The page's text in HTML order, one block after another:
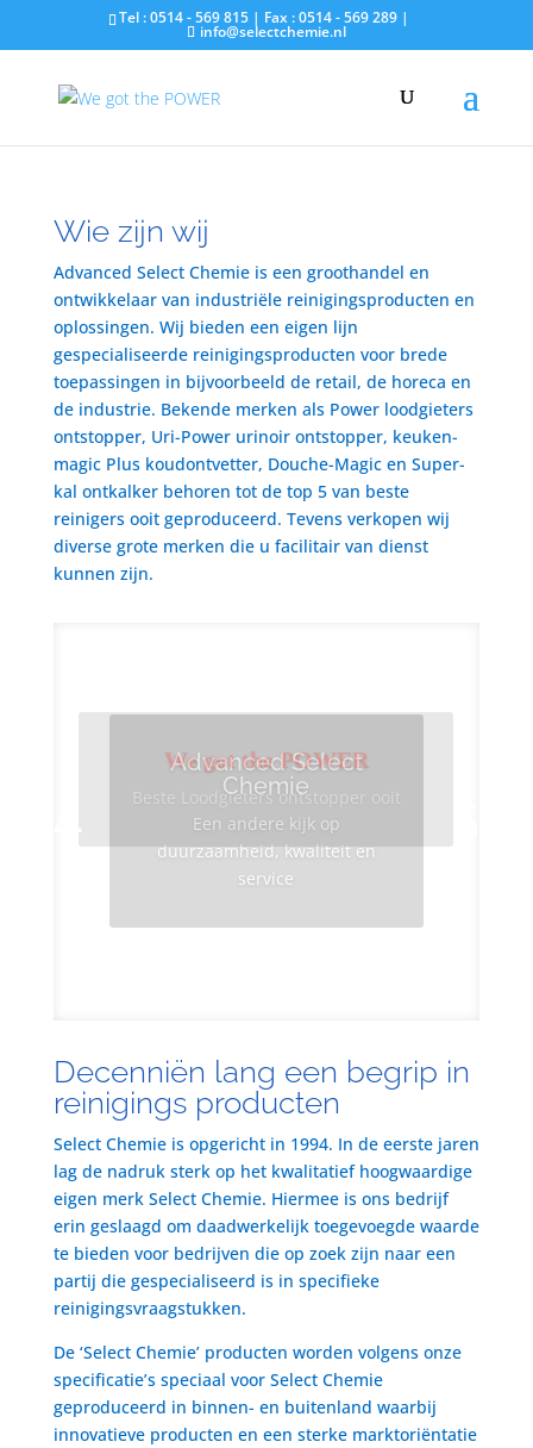
Tel : 0514 - 569 815 | Fax : 0514 - 569 289 |
info@selectchemie.nl
Wie zijn wij
Advanced Select Chemie is een groothandel en
ontwikkelaar van industriële reinigingsproducten en
oplossingen. Wij bieden een eigen lijn
gespecialiseerde reinigingsproducten voor brede
toepassingen in bijvoorbeeld de retail, de horeca en
de industrie. Bekende merken als Power loodgieters
ontstopper, Uri-Power urinoir ontstopper, keuken-
magic Plus koudontvetter, Douche-Magic en Super-
kal ontkalker behoren tot de top 5 van beste
reinigers ooit geproduceerd. Tevens verkopen wij
diverse grote merken die u facilitair van dienst
kunnen zijn.
Advanced Select
Chemie
Een andere kijk op
duurzaamheid, kwaliteit en
service
We got the POWER
Beste Loodgieters ontstopper ooit
Decenniën lang een begrip in
reinigings producten
Select Chemie is opgericht in 1994. In de eerste jaren
lag de nadruk sterk op het kwalitatief hoogwaardige
eigen merk Select Chemie. Hiermee is ons bedrijf
erin geslaagd om daadwerkelijk toegevoegde waarde
te bieden voor bedrijven die op zoek zijn naar een
partij die gespecialiseerd is in specifieke
reinigingsvraagstukken.
De ‘Select Chemie’ producten worden volgens onze
specificatie’s speciaal voor Select Chemie
geproduceerd in binnen- en buitenland waarbij
innovatieve producten en een sterke marktoriëntatie